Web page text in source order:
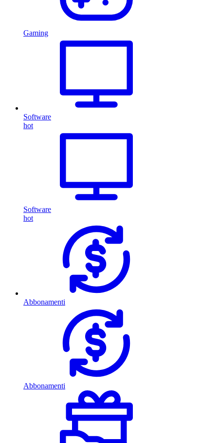
Gaming
Software
hot
Software
hot
Abbonamenti
Abbonamenti